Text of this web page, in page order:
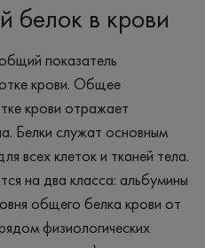
белок в крови
показатель
крови. Общее
крови отражает
Белки служат основным
всех клеток и тканей тела.
на два класса: альбумины
общего белка крови от
физиологических